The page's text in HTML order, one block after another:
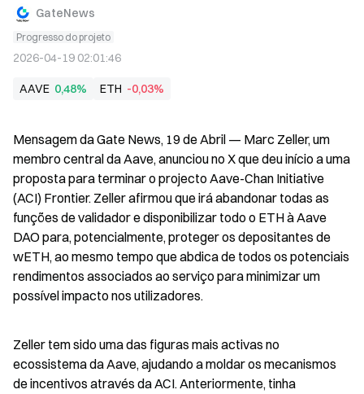
GateNews
Progresso do projeto
2026-04-19 02:01:46
AAVE 0,48% ETH -0,03%
Mensagem da Gate News, 19 de Abril — Marc Zeller, um
membro central da Aave, anunciou no X que deu início a uma
proposta para terminar o projecto Aave-Chan Initiative
(ACI) Frontier. Zeller afirmou que irá abandonar todas as
funções de validador e disponibilizar todo o ETH à Aave
DAO para, potencialmente, proteger os depositantes de
wETH, ao mesmo tempo que abdica de todos os potenciais
rendimentos associados ao serviço para minimizar um
possível impacto nos utilizadores.
Zeller tem sido uma das figuras mais activas no
ecossistema da Aave, ajudando a moldar os mecanismos
de incentivos através da ACI. Anteriormente, tinha